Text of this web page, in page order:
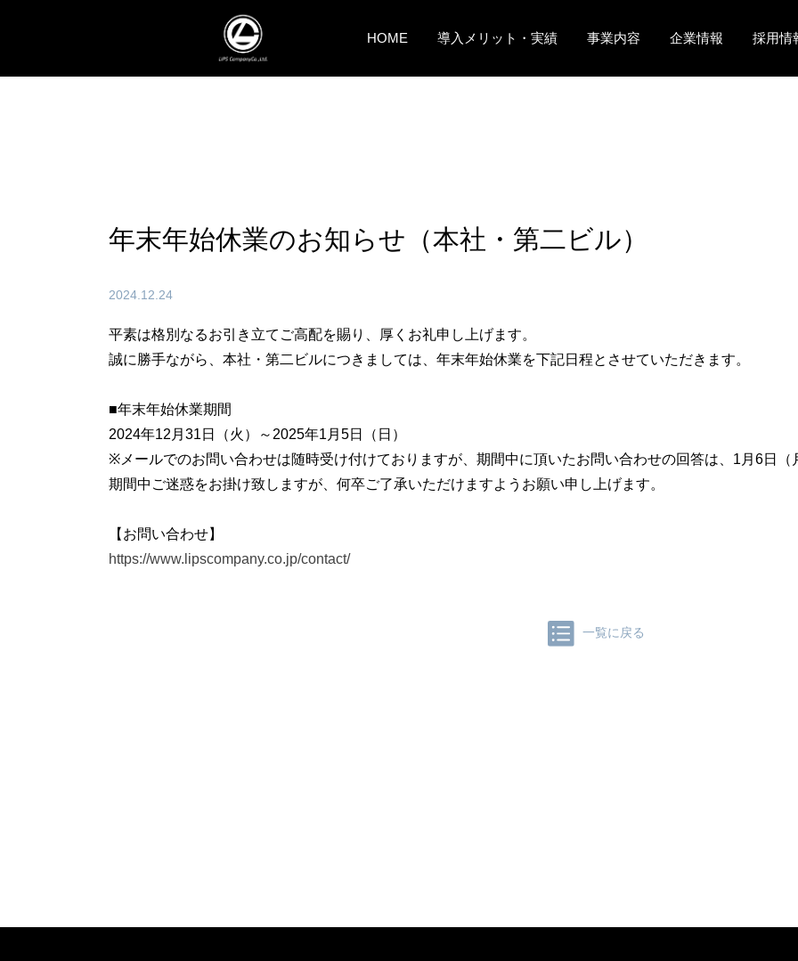
HOME 導入メリット・実績 事業内容 企業情報 採用情
年末年始休業のお知らせ（本社・第二ビル）
2024.12.24
平素は格別なるお引き立てご高配を賜り、厚くお礼申し上げます。
誠に勝手ながら、本社・第二ビルにつきましては、年末年始休業を下記日程とさせていただきます。
■年末年始休業期間
2024年12月31日（火）～2025年1月5日（日）
※メールでのお問い合わせは随時受け付けておりますが、期間中に頂いたお問い合わせの回答は、1月6日（
期間中ご迷惑をお掛け致しますが、何卒ご了承いただけますようお願い申し上げます。
【お問い合わせ】
https://www.lipscompany.co.jp/contact/
一覧に戻る